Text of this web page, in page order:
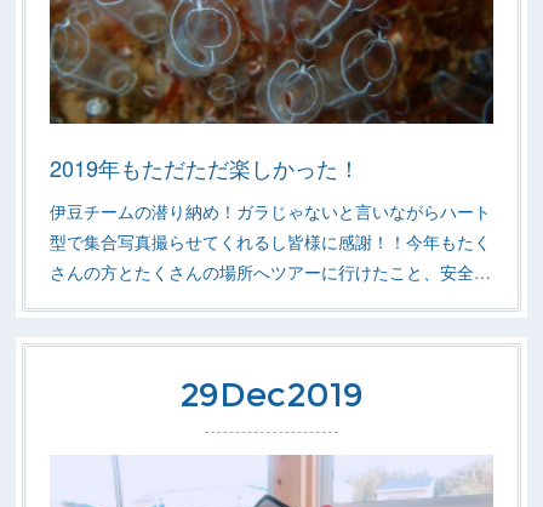
2019年もただただ楽しかった！
伊豆チームの潜り納め！ガラじゃないと言いながらハート
型で集合写真撮らせてくれるし皆様に感謝！！今年もたく
さんの方とたくさんの場所へツアーに行けたこと、安全…
29Dec2019